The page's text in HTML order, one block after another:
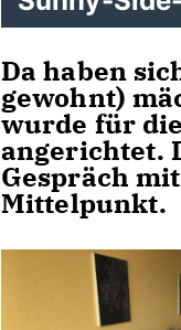
Da haben
gewohnt)
wurde für
angerichtet.
Gespräch
Mittelpunkt.